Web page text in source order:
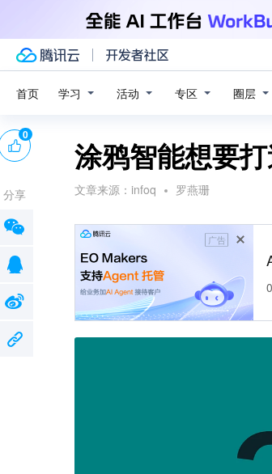
首页 学习 活动 专区 圈层
涂鸦智能想要
文章来源： infoq 罗燕珊
广告
0
分享